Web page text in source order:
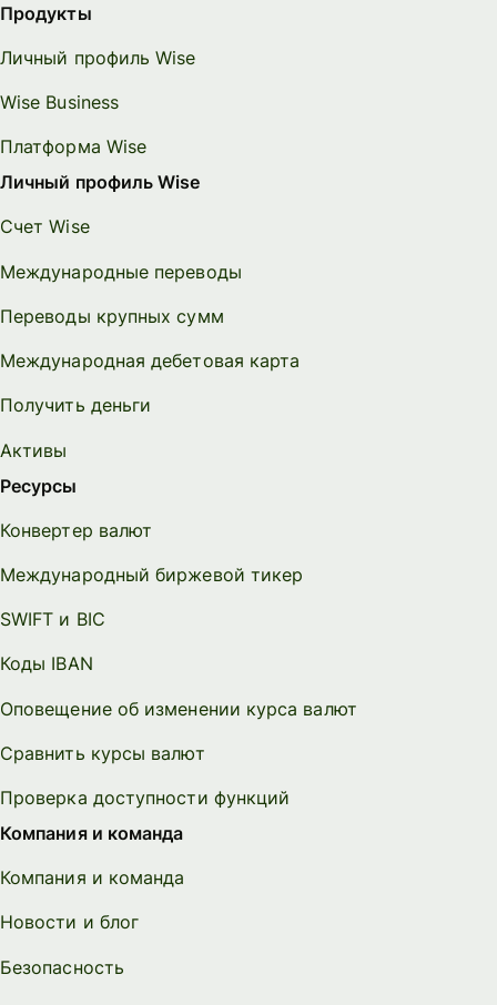
Продукты
Личный профиль Wise
Wise Business
Платформа Wise
Личный профиль Wise
Счет Wise
Международные переводы
Переводы крупных сумм
Международная дебетовая карта
Получить деньги
Активы
Ресурсы
Конвертер валют
Международный биржевой тикер
SWIFT и BIC
Коды IBAN
Оповещение об изменении курса валют
Сравнить курсы валют
Проверка доступности функций
Компания и команда
Компания и команда
Новости и блог
Безопасность